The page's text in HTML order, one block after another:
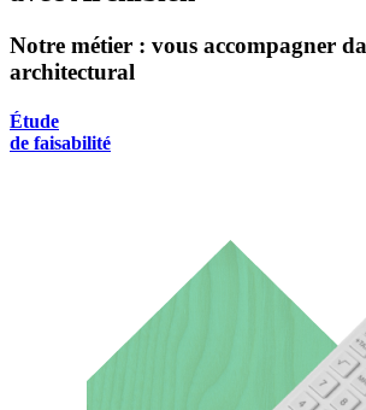
Notre métier : vous accompagner
architectural
Étude
de faisabilité